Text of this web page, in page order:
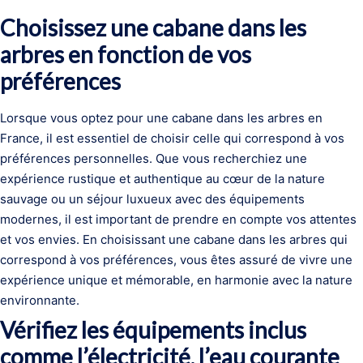
Choisissez une cabane dans les
arbres en fonction de vos
préférences
Lorsque vous optez pour une cabane dans les arbres en
France, il est essentiel de choisir celle qui correspond à vos
préférences personnelles. Que vous recherchiez une
expérience rustique et authentique au cœur de la nature
sauvage ou un séjour luxueux avec des équipements
modernes, il est important de prendre en compte vos attentes
et vos envies. En choisissant une cabane dans les arbres qui
correspond à vos préférences, vous êtes assuré de vivre une
expérience unique et mémorable, en harmonie avec la nature
environnante.
Vérifiez les équipements inclus
comme l’électricité, l’eau courante